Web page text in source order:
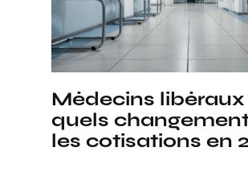
Médecins libéraux
quels
les cotisations en